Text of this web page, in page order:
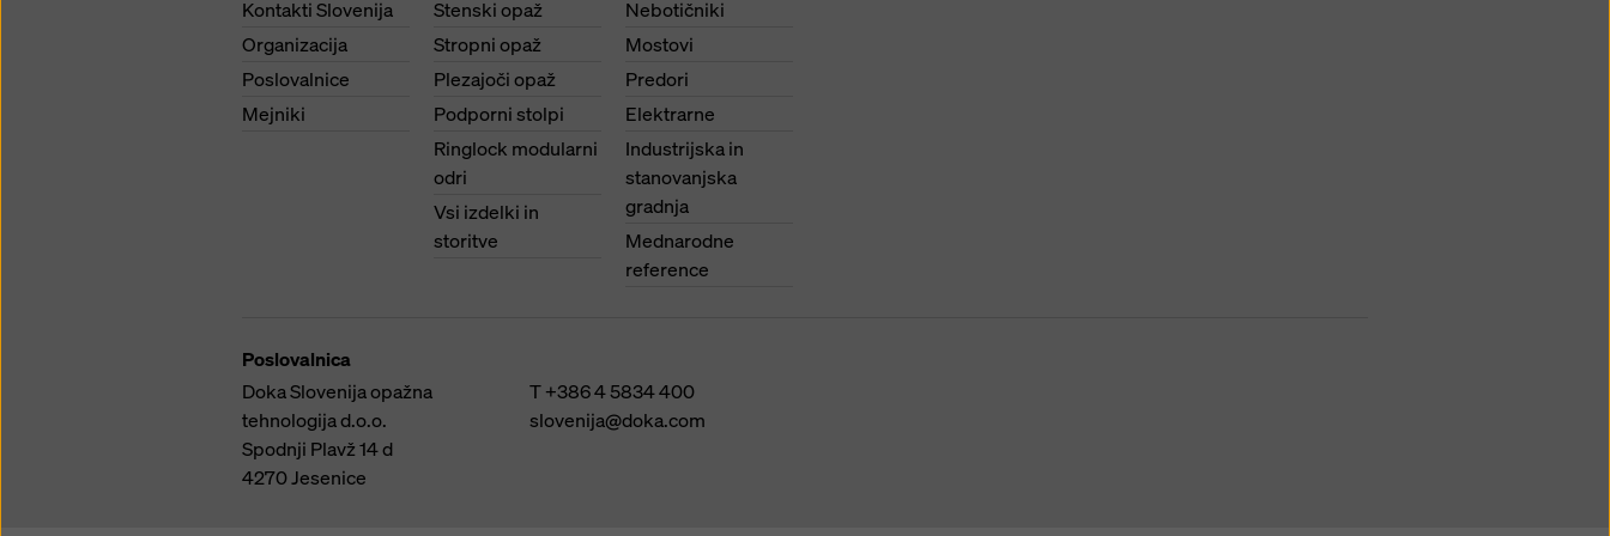
Kontakti Slovenija
Organizacija
Poslovalnice
Mejniki
Stenski opaž
Stropni opaž
Plezajoči opaž
Podporni stolpi
Ringlock modularni
odri
Vsi izdelki in
storitve
Nebotičniki
Mostovi
Predori
Elektrarne
Industrijska in
stanovanjska
gradnja
Mednarodne
reference
Poslovalnica
Doka Slovenija opažna
tehnologija d.o.o.
Spodnji Plavž 14 d
4270Jesenice
T+386 4 5834 400
slovenija@doka.com